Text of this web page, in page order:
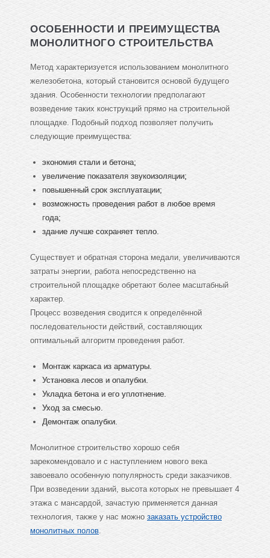
ОСОБЕННОСТИ И ПРЕИМУЩЕСТВА
МОНОЛИТНОГО СТРОИТЕЛЬСТВА
Метод характеризуется использованием монолитного
железобетона, который становится основой будущего
здания. Особенности технологии предполагают
возведение таких конструкций прямо на строительной
площадке. Подобный подход позволяет получить
следующие преимущества:
экономия стали и бетона;
увеличение показателя звукоизоляции;
повышенный срок эксплуатации;
возможность проведения работ в любое время
года;
здание лучше сохраняет тепло.
Существует и обратная сторона медали, увеличиваются
затраты энергии, работа непосредственно на
строительной площадке обретают более масштабный
характер.
Процесс возведения сводится к определённой
последовательности действий, составляющих
оптимальный алгоритм проведения работ.
Монтаж каркаса из арматуры.
Установка лесов и опалубки.
Укладка бетона и его уплотнение.
Уход за смесью.
Демонтаж опалубки.
Монолитное строительство хорошо себя
зарекомендовало и с наступлением нового века
завоевало особенную популярность среди заказчиков.
При возведении зданий, высота которых не превышает 4
этажа с мансардой, зачастую применяется данная
технология, также у нас можно заказать устройство
монолитных полов.